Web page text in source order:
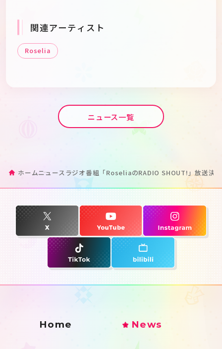
関連アーティスト
Roselia
ニュース一覧
ホームニュース ラジオ番組「RoseliaのRADIO SHOUT!」放送決
Home News